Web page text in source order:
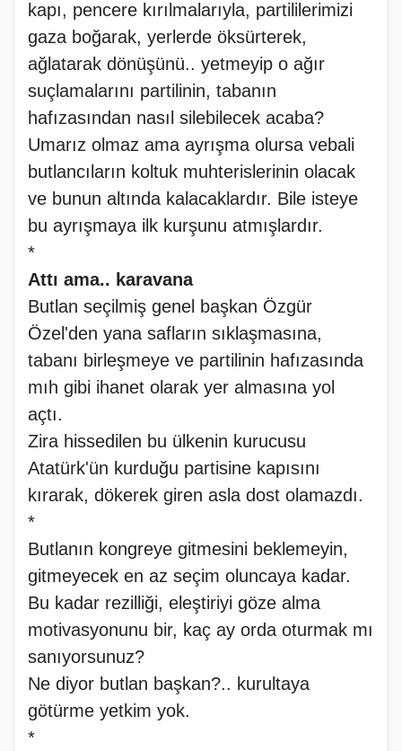
kapı, pencere kırılmalarıyla, partililerimizi
gaza boğarak, yerlerde öksürterek,
ağlatarak dönüşünü.. yetmeyip o ağır
suçlamalarını partilinin, tabanın
hafızasından nasıl silebilecek acaba?
Umarız olmaz ama ayrışma olursa vebali
butlancıların koltuk muhterislerinin olacak
ve bunun altında kalacaklardır. Bile isteye
bu ayrışmaya ilk kurşunu atmışlardır.
*
Attı ama.. karavana
Butlan seçilmiş genel başkan Özgür
Özel'den yana safların sıklaşmasına,
tabanı birleşmeye ve partilinin hafızasında
mıh gibi ihanet olarak yer almasına yol
açtı.
Zira hissedilen bu ülkenin kurucusu
Atatürk'ün kurduğu partisine kapısını
kırarak, dökerek giren asla dost olamazdı.
*
Butlanın kongreye gitmesini beklemeyin,
gitmeyecek en az seçim oluncaya kadar.
Bu kadar rezilliği, eleştiriyi göze alma
motivasyonunu bir, kaç ay orda oturmak mı
sanıyorsunuz?
Ne diyor butlan başkan?.. kurultaya
götürme yetkim yok.
*